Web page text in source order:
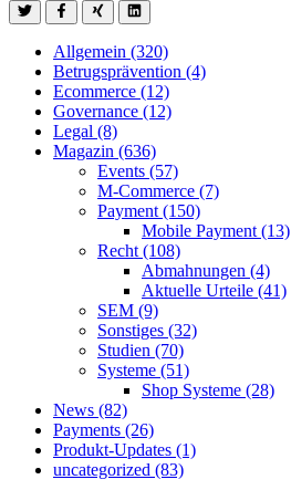
Allgemein (320)
Betrugsprävention (4)
Ecommerce (12)
Governance (12)
Legal (8)
Magazin (636)
Events (57)
M-Commerce (7)
Payment (150)
Mobile Payment (13)
Recht (108)
Abmahnungen (4)
Aktuelle Urteile (41)
SEM (9)
Sonstiges (32)
Studien (70)
Systeme (51)
Shop Systeme (28)
News (82)
Payments (26)
Produkt-Updates (1)
uncategorized (83)